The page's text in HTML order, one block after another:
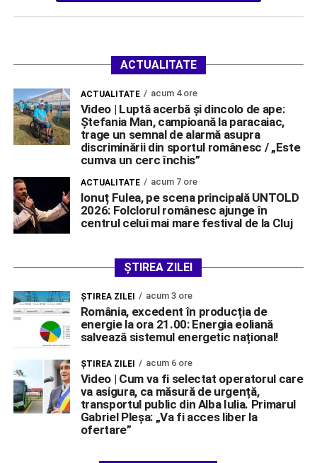
ACTUALITATE
ACTUALITATE acum 4 ore
Video | Luptă acerbă și dincolo de ape:
Ștefania Man, campioană la paracaiac,
trage un semnal de alarmă asupra
discriminării din sportul românesc / „Este
cumva un cerc închis”
ACTUALITATE acum 7 ore
Ionuț Fulea, pe scena principală UNTOLD
2026: Folclorul românesc ajunge în
centrul celui mai mare festival de la Cluj
ȘTIREA ZILEI
ŞTIREA ZILEI acum 3 ore
România, excedent în producția de
energie la ora 21.00: Energia eoliană
salvează sistemul energetic național!
ŞTIREA ZILEI acum 6 ore
Video | Cum va fi selectat operatorul care
va asigura, ca măsură de urgență,
transportul public din Alba Iulia. Primarul
Gabriel Pleșa: „Va fi acces liber la
ofertare”